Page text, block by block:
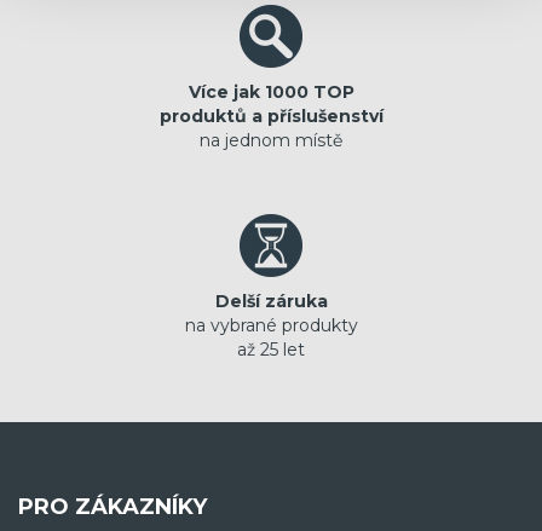
Více jak 1000 TOP
produktů a příslušenství
na jednom místě
Delší záruka
na vybrané produkty
až 25 let
PRO ZÁKAZNÍKY